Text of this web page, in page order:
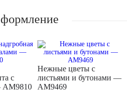
с
Нежные цветы с
листьями и бутонами —
AM9469